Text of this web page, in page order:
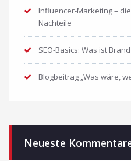
Influencer-Marketing –
Nachteile
SEO-Basics: Was ist
Blogbeitrag „Was wäre,
Neueste